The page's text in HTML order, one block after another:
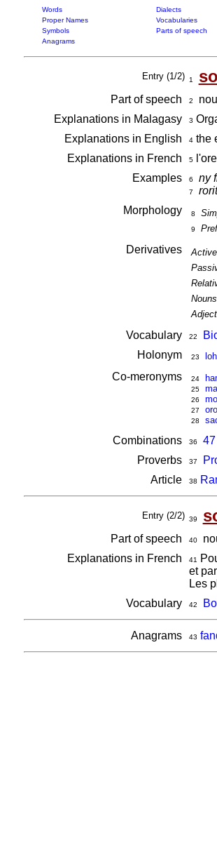
Words Dialects
Proper Names
Vocabularies
Symbols
Parts of speech
Anagrams
Entry (1/2) 1 so
Part of speech 2
Explanations in Malagasy
3
Explanations in English 4the
Explanations in French 5
Examples 6 ny
7
Morphology 8
9
Derivatives
Vocabulary 22
Holonym
23
Co-meronyms 24
25
26
27
28
Combinations 36
Proverbs
37
Article
38
Entry (2/2) 39
Part of speech 40
Explanations in French
41
et
Les
Vocabulary 42
Anagrams 43